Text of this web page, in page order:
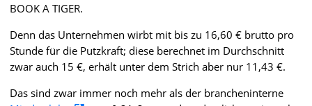
BOOK A TIGER.
Denn das Unternehmen wirbt mit bis zu 16,60 € brutto pro
Stunde für die Putzkraft; diese berechnet im Durchschnitt
zwar auch 15 €, erhält unter dem Strich aber nur 11,43 €.
Das sind zwar immer noch mehr als der brancheninterne